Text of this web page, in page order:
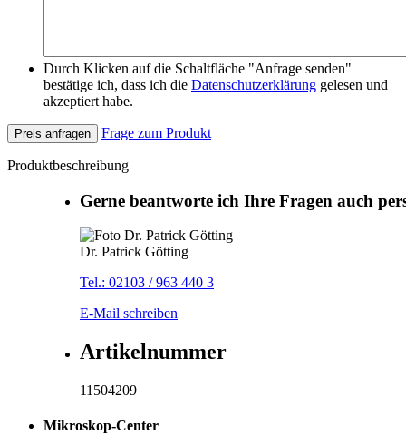
Durch Klicken auf die Schaltfläche "Anfrage senden"
bestätige ich, dass ich die Datenschutzerklärung gelesen und
akzeptiert habe.
Preis anfragen Frage zum Produkt
Produktbeschreibung
Gerne beantworte ich Ihre Fragen auch
Dr. Patrick Götting
Tel.: 02103 / 963 440 3
E-Mail schreiben
Artikelnummer
11504209
Mikroskop-Center